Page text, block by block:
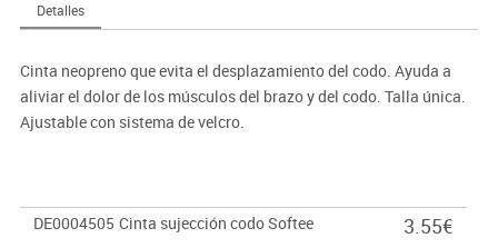
Detalles
Cinta neopreno que evita el desplazamiento del codo. Ayuda a
aliviar el dolor de los músculos del brazo y del codo. Talla única.
Ajustable con sistema de velcro.
DE0004505 Cinta sujección codo Softee
3.55€